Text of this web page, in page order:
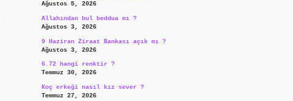
Ağustos 5, 2026
Allahından bul beddua mı ?
Ağustos 3, 2026
9 Haziran Ziraat Bankası açık mı ?
Ağustos 3, 2026
6.72 hangi renktir ?
Temmuz 30, 2026
Koç erkeği nasıl kız sever ?
Temmuz 27, 2026